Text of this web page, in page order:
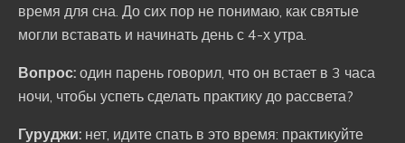
время для сна. До сих пор не понимаю, как святые
могли вставать и начинать день с 4-х утра.
Вопрос: один парень говорил, что он встает в 3 часа
ночи, чтобы успеть сделать практику до рассвета?
Гуруджи: нет, идите спать в это время: практикуйте